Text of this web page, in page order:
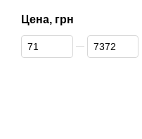
Цена, грн
От Цена, грн
До Цена, грн